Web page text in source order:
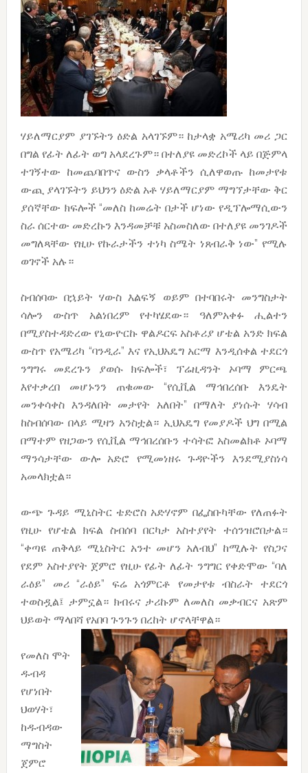
ሃይለማርያም ያገኙትን ዕድል አላገኙም። ከታላቋ አሜሪካ መሪ ጋር
በግል የፊት ለፊት ወግ አላደረጉም። በተለያዩ መድረኮች ላይ በጅምላ
ተገኝተው ከመጨባበጥና ውስን ቃላቶችን ሲለዋወጡ ከመታየቱ
ውጪ ያላገኙትን ይህንን ዕድል አቶ ሃይለማርያም ማግኘታቸው ቅር
ያሰኛቸው ክፍሎች “መለስ ከመሬት በታች ሆነው የዲፕሎማሲውን
ስራ ሰርተው መድረኩን እንዳመቻቹ አስመስለው በተለያዩ መንገዶች
መግለጻቸው የዚሁ የኩራታችን ተነካ ስሜት ነጸብራቅ ነው” የሚሉ
ወገኖች አሉ።
ስብሰባው በኋይት ሃውስ እልፍኝ ወይም በተባበሩት መንግስታት
ሳሎን ውስጥ አልነበረም የተካሄደው። ዓለምአቀፉ ሒልተን
በሚያስተዳድረው የኒውዮርኩ ዋልዶርፍ አስቶሪያ ሆቴል አንድ ክፍል
ውስጥ የአሜሪካ “ባንዲራ” እና የኢህአዴግ አርማ እንዲሰቀል ተደርጎ
ንግግሩ መደረጉን ያወሱ ክፍሎች፣ ፕሬዚዳንት ኦባማ ምርጫ
እየተቃረበ መሆኑንን ጠቁመው “የሲቪል ማኅበረሰቡ እንዴት
መንቀሳቀስ እንዳለበት መታየት አለበት” በማለት ያነሱት ሃሳብ
ከስብሰባው በላይ ሚዛን አንስቷል። ኢህአዴግ የመያዶች ህግ በሚል
በማተም የዘጋውን የሲቪል ማኅበረሰቡን ተሳትፎ አስመልክቶ ኦባማ
ማንሳታቸው ውሎ አድሮ የሚመነዘሩ ጉዳዮችን እንደሚያስነሳ
አመላክቷል።
ውጭ ጉዳይ ሚኒስትር ቴድሮስ አድሃኖም በፌስቡካቸው የለጠፉት
የዚሁ የሆቴል ክፍል ስብሰባ በርካታ አስተያየት ተሰንዝሮበታል።
“ቀጣዩ ጠቅላይ ሚኒስትር አንተ መሆን አለብህ” ከሚሉት የስጋና
የደም አስተያየት ጀምሮ የዚሁ የፊት ለፊት ንግግር የቀድሞው “ባለ
ራዕይ” መሪ “ራዕይ” ፍሬ አጎምርቶ የመታየቱ ብስራት ተደርጎ
ተወስዷል፤ ታምኗል። ክብሩና ታሪኩም ለመለስ መቃብርና አጽም
ህይወት ማላበሻ የአበባ ጉንጉን በረከት ሆኖላቸዋል።
የመለስ ሞት
ዱብዳ
የሆነበት
ህወሃት፣
ከዱብዳው
ማግስት
ጀምሮ